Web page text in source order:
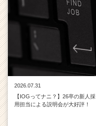
2026.07.31
【IOGってナニ？】26卒の新人採
用担当による説明会が大好評！